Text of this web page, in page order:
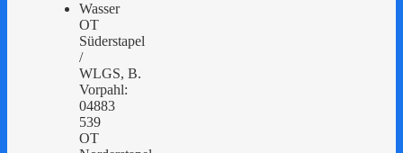
Wasser
OT
Süderstapel
/
WLGS, B.
Vorpahl:
04883
539
OT